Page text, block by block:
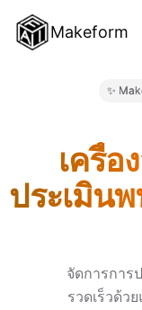
Makeform
บล็อก
✨
เครื่อ
ประเมิน
จัดการการ
รวดเร็วด้ว